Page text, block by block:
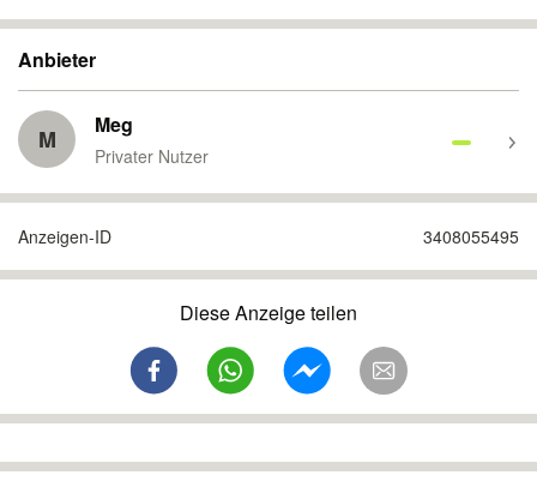
Anbieter
M Meg
Privater Nutzer
Anzeigen-ID 3408055495
Diese Anzeige teilen